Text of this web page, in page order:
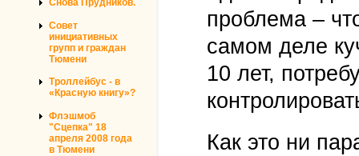
Снова Прудников.
Совет
инициативных
групп и граждан
Тюмени
Троллейбус - в
«Красную книгу»?
Флэшмоб
"Сцепка" 18
апреля 2008 года
в Тюмени
проблема –
самом деле
10 лет,
Как это ни